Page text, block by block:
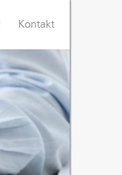
Kontakt